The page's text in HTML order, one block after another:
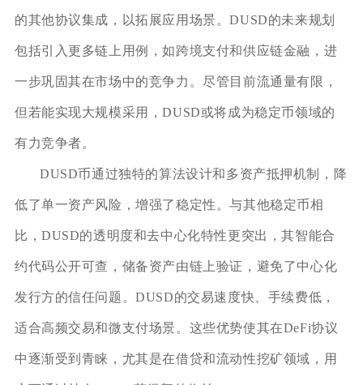
的其他协议集成，以拓展应用场景。DUSD的未来规划
包括引入更多链上用例，如跨境支付和供应链金融，进
一步巩固其在市场中的竞争力。尽管目前流通量有限，
但若能实现大规模采用，DUSD或将成为稳定币领域的
有力竞争者。
DUSD币通过独特的算法设计和多资产抵押机制，降
低了单一资产风险，增强了稳定性。与其他稳定币相
比，DUSD的透明度和去中心化特性更突出，其智能合
约代码公开可查，储备资产由链上验证，避免了中心化
发行方的信任问题。DUSD的交易速度快、手续费低，
适合高频交易和微支付场景。这些优势使其在DeFi协议
中逐渐受到青睐，尤其是在借贷和流动性挖矿领域，用